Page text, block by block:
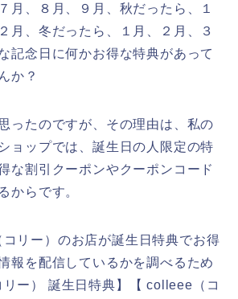
月、８月、９月、秋だったら、１
月、冬だったら、１月、２月、３
記念日に何かお得な特典があって
か？
ったのですが、その理由は、私の
ョップでは、誕生日の人限定の特
な割引クーポンやクーポンコード
からです。
リー）のお店が誕生日特典でお得
報を配信しているかを調べるため
ー） 誕生日特典】【 colleee（コ